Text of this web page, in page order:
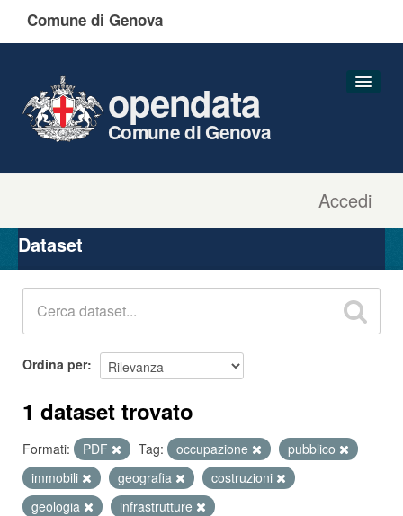
Comune di Genova
Accedi
opendata
Comune di Genova
Organizzazioni
Gruppi
Dataset
Ordina per
1 dataset trovato
Formati: PDF Tag: occupazione
pubblico
immobili
geografia
costruzioni
geologia
infrastrutture